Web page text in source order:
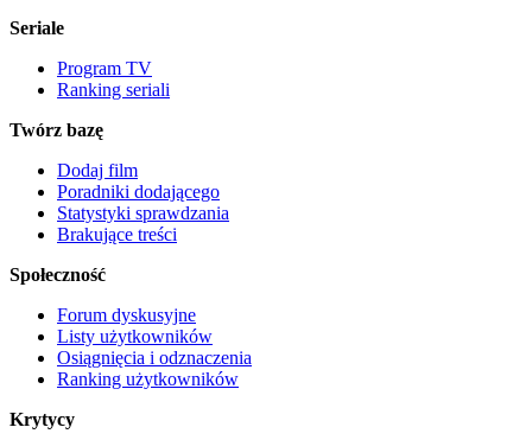
Seriale
Program TV
Ranking seriali
Twórz bazę
Dodaj film
Poradniki dodającego
Statystyki sprawdzania
Brakujące treści
Społeczność
Forum dyskusyjne
Listy użytkowników
Osiągnięcia i odznaczenia
Ranking użytkowników
Krytycy